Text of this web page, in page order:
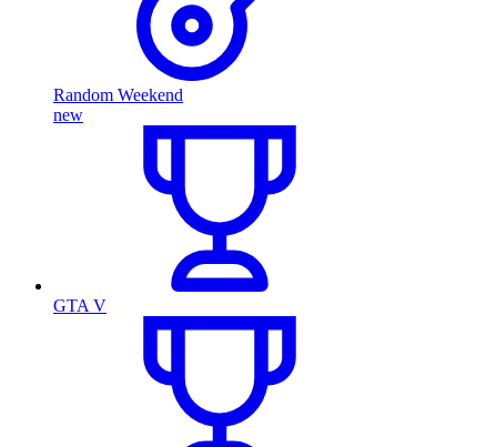
Random Weekend
new
GTA V